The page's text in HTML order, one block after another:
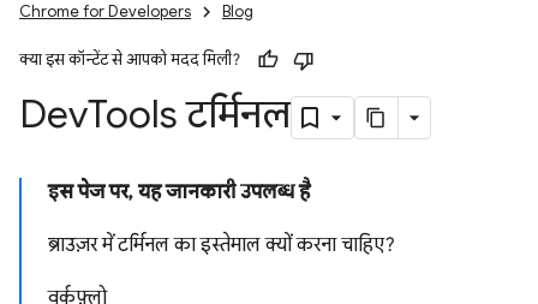
Chrome for Developers Blog
क्या इस कॉन्टेंट से आपको मदद मिली?
DevTools टर्मिनल
इस पेज पर, यह जानकारी उपलब्ध है
ब्राउज़र में टर्मिनल का इस्तेमाल क्यों करना चाहिए?
वर्कफ़्लो